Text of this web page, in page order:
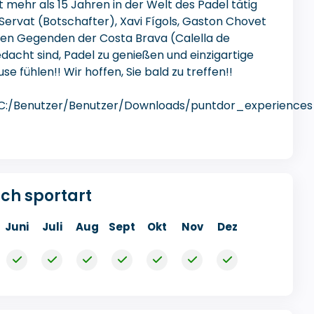
mehr als 15 Jahren in der Welt des Padel tätig
(Botschafter), Xavi Fígols, Gaston Chovet
Gegenden der Costa Brava (Calella de
sind, Padel zu genießen und einzigartige
fühlen!! Wir hoffen, Sie bald zu treffen!!
Benutzer/Benutzer/Downloads/
sportart
Juni Juli Aug Sept Okt Nov Dez